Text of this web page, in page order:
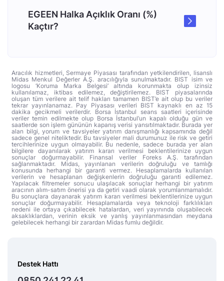
EGEEN Halka Açıklık Oranı (%)
Kaçtır?
Aracılık hizmetleri, Sermaye Piyasası tarafından yetkilendirilen, lisanslı
Midas Menkul Değerler A.Ş. aracılığıyla sunulmaktadır. BIST isim ve
logosu ‘Koruma Marka Belgesi’ altında korunmakta olup izinsiz
kullanılamaz, iktibas edilemez, değiştirilemez. BIST piyasalarında
oluşan tüm verilere ait telif hakları tamamen BIST’e ait olup bu veriler
tekrar yayınlanamaz. Pay Piyasası verileri BIST kaynaklı en az 15
dakika gecikmeli verilerdir. Borsa İstanbul seans saatleri içerisinde
veriler temin edilmekte olup Borsa İstanbul’un kapalı olduğu gün ve
saatlerde son işlem gününün kapanış verisi yansıtılmaktadır. Burada yer
alan bilgi, yorum ve tavsiyeler yatırım danışmanlığı kapsamında değil
sadece genel niteliktedir. Bu tavsiyeler mali durumunuz ile risk ve getiri
tercihlerinize uygun olmayabilir. Bu nedenle, sadece burada yer alan
bilgilere dayanılarak yatırım kararı verilmesi beklentilerinize uygun
sonuçlar doğurmayabilir. Finansal veriler Foreks A.Ş. tarafından
sağlanmaktadır. Midas, yayınlanan verilerin doğruluğu ve tamlığı
konusunda herhangi bir garanti vermez. Hesaplamalarda kullanılan
verilerin ve hesaplanan değişkenlerin doğruluğu garanti edilemez.
Yapılacak filtremeler sonucu ulaşılacak sonuçlar herhangi bir yatırım
aracının alım-satım önerisi ya da getiri vaadi olarak yorumlanmamalıdır.
Bu sonuçlara dayanarak yatırım kararı verilmesi beklentilerinize uygun
sonuçlar doğurmayabilir. Hesaplamalarda veya teknoloji farklılıkları
nedeni ile ortaya çıkabilecek hatalardan, veri yayınında oluşabilecek
aksaklıklardan, verinin eksik ve yanlış yayınlanmasından meydana
gelebilecek herhangi bir zarardan Midas fumlu değildir.
Destek Hattı